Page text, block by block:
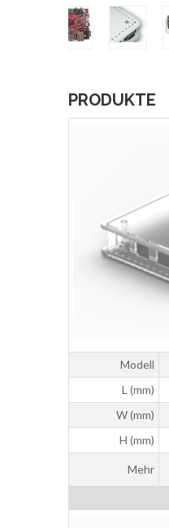
PRODUKTE
Modell
L (mm)
W (mm)
H (mm)
Mehr